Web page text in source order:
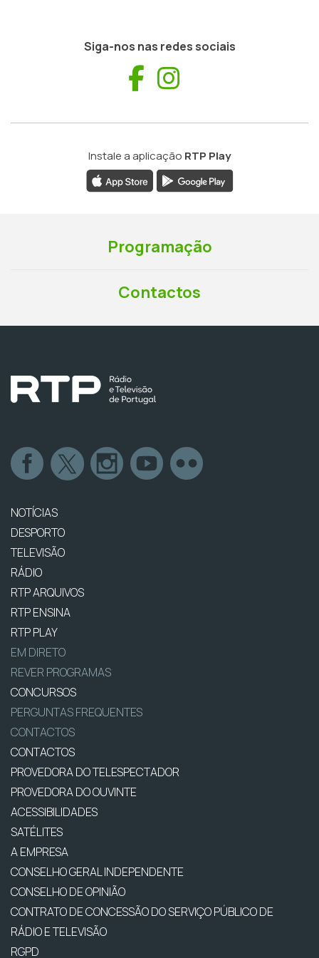
Siga-nos nas redes sociais
Facebook
Instale a aplicação RTP Play
Programação
Contactos
NOTÍCIAS
DESPORTO
TELEVISÃO
RÁDIO
RTP ARQUIVOS
RTP ENSINA
RTP PLAY
EM DIRETO
REVER PROGRAMAS
CONCURSOS
PERGUNTAS FREQUENTES
CONTACTOS
CONTACTOS
PROVEDORA DO TELESPECTADOR
PROVEDORA DO OUVINTE
ACESSIBILIDADES
SATÉLITES
A EMPRESA
CONSELHO GERAL INDEPENDENTE
CONSELHO DE OPINIÃO
CONTRATO DE CONCESSÃO DO SERVIÇO PÚBLICO DE
RÁDIO E TELEVISÃO
RGPD